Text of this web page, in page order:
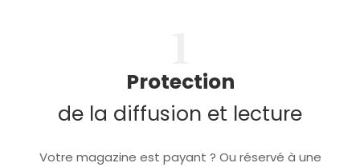
Protection
de la diffusion et lecture
Votre magazine est payant ? Ou réservé à une